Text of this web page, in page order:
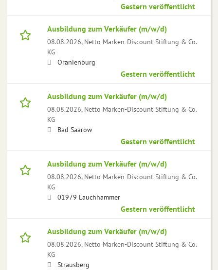
Gestern veröffentlicht
Ausbildung zum Verkäufer (m/w/d)
08.08.2026, Netto Marken-Discount Stiftung & Co.
KG
Oranienburg
Gestern veröffentlicht
Ausbildung zum Verkäufer (m/w/d)
08.08.2026, Netto Marken-Discount Stiftung & Co.
KG
Bad Saarow
Gestern veröffentlicht
Ausbildung zum Verkäufer (m/w/d)
08.08.2026, Netto Marken-Discount Stiftung & Co.
KG
01979 Lauchhammer
Gestern veröffentlicht
Ausbildung zum Verkäufer (m/w/d)
08.08.2026, Netto Marken-Discount Stiftung & Co.
KG
Strausberg